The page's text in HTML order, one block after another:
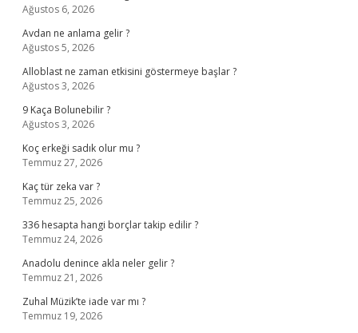
Ağustos 6, 2026
Avdan ne anlama gelir ?
Ağustos 5, 2026
Alloblast ne zaman etkisini göstermeye başlar ?
Ağustos 3, 2026
9 Kaça Bolunebilir ?
Ağustos 3, 2026
Koç erkeği sadık olur mu ?
Temmuz 27, 2026
Kaç tür zeka var ?
Temmuz 25, 2026
336 hesapta hangi borçlar takip edilir ?
Temmuz 24, 2026
Anadolu denince akla neler gelir ?
Temmuz 21, 2026
Zuhal Müzik’te iade var mı ?
Temmuz 19, 2026